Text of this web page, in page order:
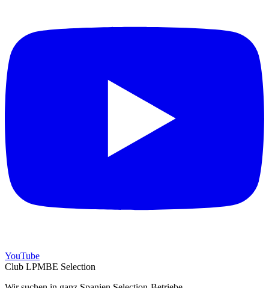
YouTube
Club LPMBE Selection